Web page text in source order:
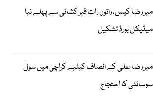
میر رضا کیس، راتوں رات قبر کشائی سے پہلے نیا
میڈیکل بورڈ تشکیل
میر رضا علی کے انصاف کیلیے کراچی میں سول
سوسائٹی کا احتجاج